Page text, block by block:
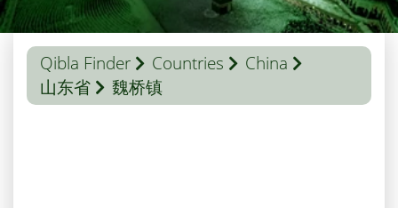
Qibla Finder Countries
China
山东省
魏桥镇